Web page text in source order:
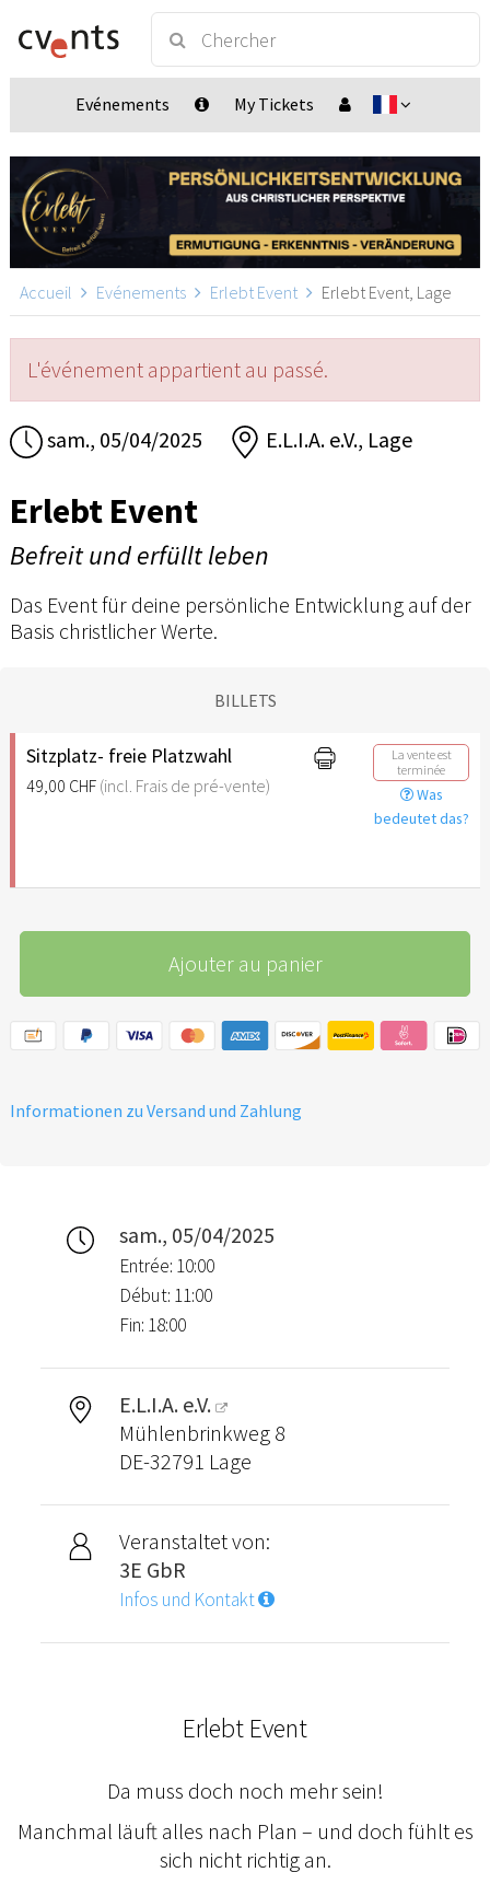
Evénements My Tickets
Accueil Evénements Erlebt Event Erlebt Event, Lage
L'événement appartient au passé.
sam., 05/04/2025 E.L.I.A. e.V., Lage
Erlebt Event
Befreit und erfüllt leben
Das Event für deine persönliche Entwicklung auf der
Basis christlicher Werte.
BILLETS
Sitzplatz- freie Platzwahl
49,00 CHF (incl. Frais de pré-vente)
La vente est
terminée
Was
bedeutet das?
Ajouter au panier
Informationen zu Versand und Zahlung
sam., 05/04/2025
Entrée: 10:00
Début: 11:00
Fin: 18:00
E.L.I.A. e.V.
Mühlenbrinkweg 8
DE-32791 Lage
Veranstaltet von:
3E GbR
Infos und Kontakt
Erlebt Event
Da muss doch noch mehr sein!
Manchmal läuft alles nach Plan – und doch fühlt es
sich nicht richtig an.